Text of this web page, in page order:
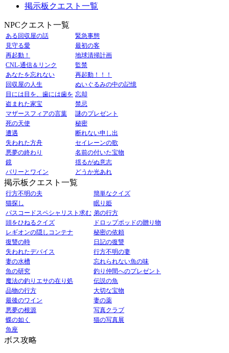
掲示板クエスト一覧
NPCクエスト一覧
ある回収屋の話
緊急事態
見守る愛
最初の客
再起動！
地球清掃計画
CNL-通信＆リンク
監禁
あなたを忘れない
再起動！！！
回収屋の人生
ぬいぐるみの中の記憶
目には目を、歯には歯を 忘却
盗まれた家宝
禁忌
マザースフィアの言葉
謎のプレゼント
死の天使
秘密
遭遇
断れない申し出
失われた方舟
セイレーンの歌
悪夢の終わり
名前の付いた宝物
鏡
揺るがぬ意志
バリーとワイン
どうか光あれ
掲示板クエスト一覧
行方不明の夫
簡単なクイズ
猫探し
眠り姫
パスコードスペシャリスト求む 弟の行方
頭をひねるクイズ
ドロップポッドの贈り物
レギオンの隠しコンテナ
秘密の依頼
復讐の時
日記の復讐
失われたデバイス
行方不明の妻
妻の水槽
忘れられない魚の味
魚の研究
釣り仲間へのプレゼント
魔法の釣りエサの在り処
伝説の魚
品物の行方
大切な宝物
最後のワイン
妻の薬
悪夢の根源
写真クラブ
蝶の如く
猫の写真展
魚座
ボス攻略